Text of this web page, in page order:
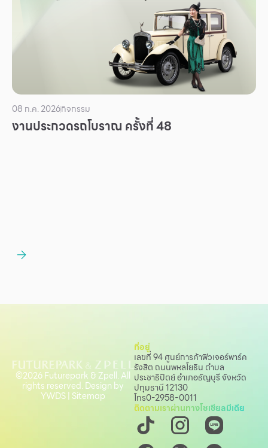
ร่วมงานกับเรา
สมัครงาน
สิทธิประโยชน์ที่ฟิวเจอร์พาร์ค
08 ก.ค. 2026กิจกรรม
งานประกวดรถโบราณ ครั้งที่ 48
ที่อยู่
เลขที่ 94 ศูนย์การค้าฟิวเจอร์พาร์ค
รังสิต ถนนพหลโยธิน ตำบล
ประชาธิปัตย์ อำเภอธัญบุรี จังหวัด
ปทุมธานี 12130
โทร0-2958-0011
ติดตามเราผ่านทางโซเชียลมีเดีย
©2026 Futurepark & Zpell. All
rights reserved. Design by
YWDS| Sitemap